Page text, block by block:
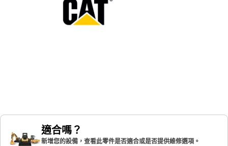
適合嗎？
新增您的設備，查看此零件是否適合或是否提供維修選項。